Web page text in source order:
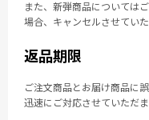
また、新弾商品については
場合、キャンセルさせてい
返品期限
ご注文商品とお届け商品に
迅速にご対応させていただま